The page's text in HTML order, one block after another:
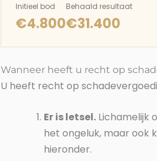
Initieel bod
€4.800
Behaald resultaat
€31.400
Wanneer heeft u recht op
U heeft recht op
Er is letsel. Lichamelijk
het ongeluk, maar ook
hieronder.